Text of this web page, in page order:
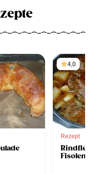
4,0
Rezept